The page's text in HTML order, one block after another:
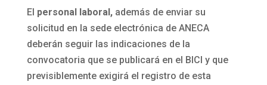
El personal laboral,además de enviar su
solicitud en la sede electrónica de ANECA
deberán seguir las indicaciones de la
convocatoria que se publicará en el BICI y que
previsiblemente exigirá el registro de esta